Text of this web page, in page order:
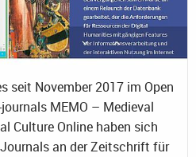
seit November 2017 im Open
MEMO – Medieval
Culture Online haben sich
an der Zeitschrift für